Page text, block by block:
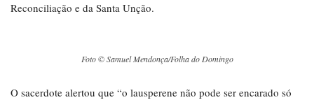
Reconciliação e da Santa Unção.
Foto © Samuel Mendonça/Folha do Domingo
O sacerdote alertou que “o lausperene não pode ser encarado só